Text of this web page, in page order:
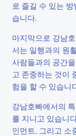
로 즐길 수 있는
습니다.
마지막으로 강남
서는 일행과의 원
사람들과의 공간
고 존중하는 것이
험을 할 수 있습니
강남호빠에서의
를 지니고 있습니
인먼트, 그리고 소